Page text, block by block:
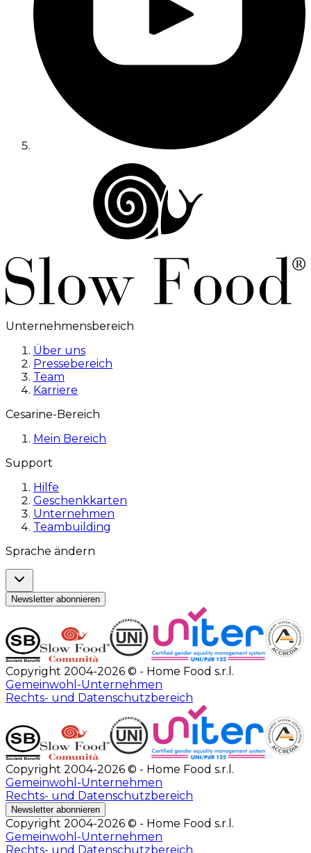
Unternehmensbereich
Über uns
Pressebereich
Team
Karriere
Cesarine-Bereich
Mein Bereich
Support
Hilfe
Geschenkkarten
Unternehmen
Teambuilding
Sprache ändern
Newsletter abonnieren
Copyright 2004-2026 © - Home Food s.r.l.
Gemeinwohl-Unternehmen
Rechts- und Datenschutzbereich
Copyright 2004-2026 © - Home Food s.r.l.
Gemeinwohl-Unternehmen
Rechts- und Datenschutzbereich
Newsletter abonnieren
Copyright 2004-2026 © - Home Food s.r.l.
Gemeinwohl-Unternehmen
Rechts- und Datenschutzbereich